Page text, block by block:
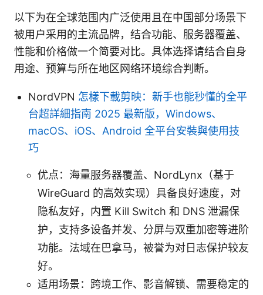
以下为在全球范围内广泛使用且在中国部分场景下
被用户采用的主流品牌，结合功能、服务器覆盖、
性能和价格做一个简要对比。具体选择请结合自身
用途、预算与所在地区网络环境综合判断。
NordVPN 怎樣下載剪映：新手也能秒懂的全平
台超詳細指南 2025 最新版，Windows、
macOS、iOS、Android 全平台安裝與使用技
巧
优点：海量服务器覆盖、NordLynx（基于
WireGuard 的高效实现）具备良好速度，对
隐私友好，内置 Kill Switch 和 DNS 泄漏保
护，支持多设备并发、分屏与双重加密等进阶
功能。法域在巴拿马，被誉为对日志保护较友
好。
适用场景：跨境工作、影音解锁、需要稳定的